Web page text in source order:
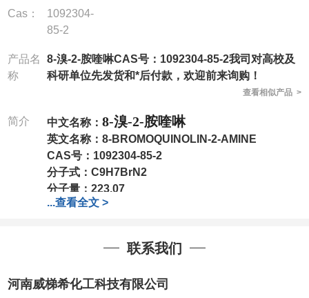
Cas：
1092304-
85-2
产品名
称
8-溴-2-胺喹啉CAS号：1092304-85-2我司对高校及
科研单位先发货和*后付款，欢迎前来询购！
查看相似产品 >
简介 中文名称： 8-溴-2-胺喹啉
英文名称： 8-BROMOQUINOLIN-2-AMINE
CAS号： 1092304-85-2
分子式： C9H7BrN2
分子量： 223.07
包装：1Mg ; 5Mg;10Mg ;100Mg;250Mg ;500Mg
我司对高校及科研单位先发货和
作中有用到的试剂,欢迎前来询购
电话:0371-63377391/13393727064
...查看全文 >
联系我们
河南威梯希化工科技有限公司